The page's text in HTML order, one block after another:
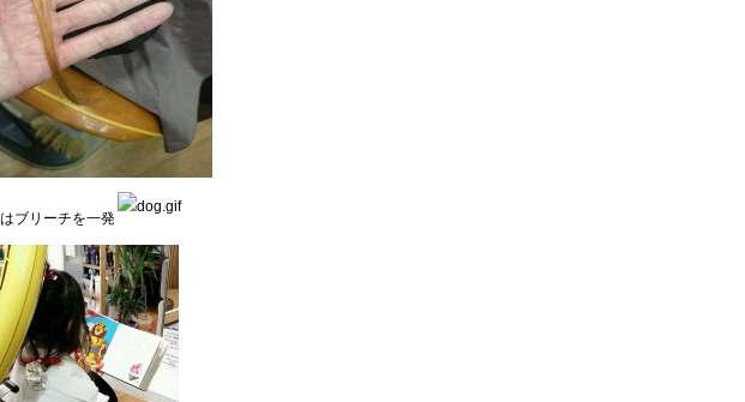
ブリーチを一発